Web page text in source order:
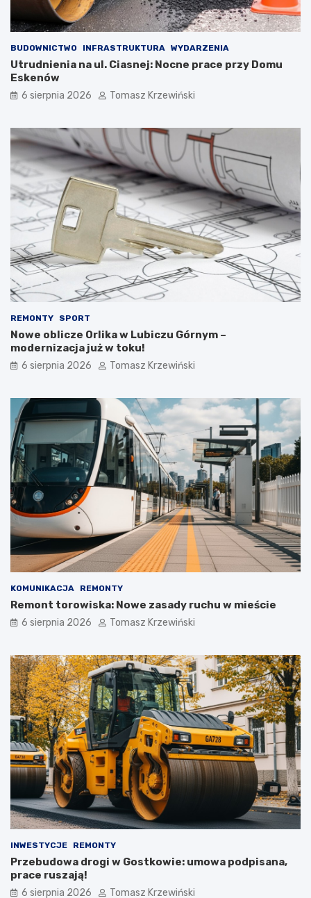
BUDOWNICTWO INFRASTRUKTURA WYDARZENIA
Utrudnienia na ul. Ciasnej: Nocne prace przy Domu
Eskenów
6 sierpnia 2026 Tomasz Krzewiński
REMONTY SPORT
Nowe oblicze Orlika w Lubiczu Górnym –
modernizacja już w toku!
6 sierpnia 2026 Tomasz Krzewiński
KOMUNIKACJA REMONTY
Remont torowiska: Nowe zasady ruchu w mieście
6 sierpnia 2026 Tomasz Krzewiński
INWESTYCJE REMONTY
Przebudowa drogi w Gostkowie: umowa podpisana,
prace ruszają!
6 sierpnia 2026 Tomasz Krzewiński